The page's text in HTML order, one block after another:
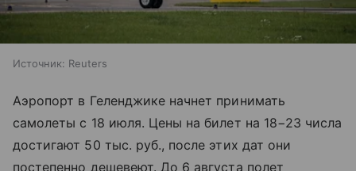
Источник: Reuters
Аэропорт в Геленджике начнет принимать
самолеты с 18 июля. Цены на билет на 18−23 числа
достигают 50 тыс. руб., после этих дат они
постепенно дешевеют. До 6 августа полет